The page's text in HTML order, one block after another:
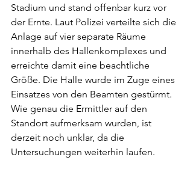
Stadium und stand offenbar kurz vor
der Ernte. Laut Polizei verteilte sich die
Anlage auf vier separate Räume
innerhalb des Hallenkomplexes und
erreichte damit eine beachtliche
Größe. Die Halle wurde im Zuge eines
Einsatzes von den Beamten gestürmt.
Wie genau die Ermittler auf den
Standort aufmerksam wurden, ist
derzeit noch unklar, da die
Untersuchungen weiterhin laufen.